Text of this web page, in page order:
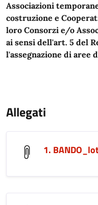
Associazioni
costruzione e
loro Consorzi e/o
ai sensi dell'art. 5 del
l'assegnazione di aree
Allegati
1.